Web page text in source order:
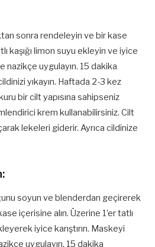
sonra rendeleyin ve bir kase
kaşığı limon suyu ekleyin ve iyice
nazikçe uygulayın. 15 dakika
yıkayın. Haftada 2-3 kez
bir cilt yapısına sahipseniz
krem kullanabilirsiniz. Cilt
lekeleri giderir. Ayrıca cildinize
soyun ve blenderdan geçirerek
içerisine alın. Üzerine 1’er tatlı
iyice karıştırın. Maskeyi
uygulayın. 15 dakika